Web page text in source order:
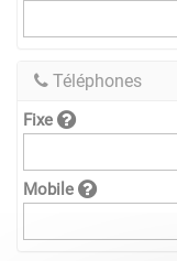
Téléphones
Fixe
Mobile